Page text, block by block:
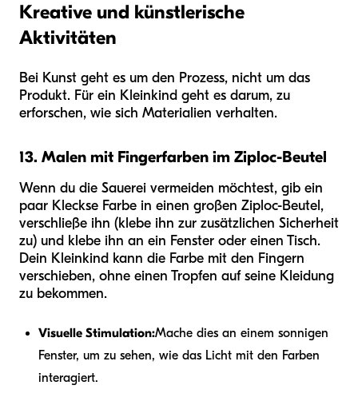
Kreative und künstlerische
Aktivitäten
Bei Kunst geht es um den Prozess, nicht um das
Produkt. Für ein Kleinkind geht es darum, zu
erforschen, wie sich Materialien verhalten.
13. Malen mit Fingerfarben im Ziploc-Beutel
Wenn du die Sauerei vermeiden möchtest, gib ein
paar Kleckse Farbe in einen großen Ziploc-Beutel,
verschließe ihn (klebe ihn zur zusätzlichen Sicherheit
zu) und klebe ihn an ein Fenster oder einen Tisch.
Dein Kleinkind kann die Farbe mit den Fingern
verschieben, ohne einen Tropfen auf seine Kleidung
zu bekommen.
Visuelle Stimulation:Mache dies an einem sonnigen
Fenster, um zu sehen, wie das Licht mit den Farben
interagiert.